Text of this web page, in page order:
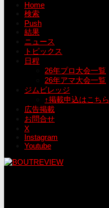
Home
検索
Push
結果
ニュース
トピックス
日程
26年プロ大会一覧
26年アマ大会一覧
ジムビレッジ
↑掲載申込はこちら
広告掲載
お問合せ
X
Instagram
Youtube